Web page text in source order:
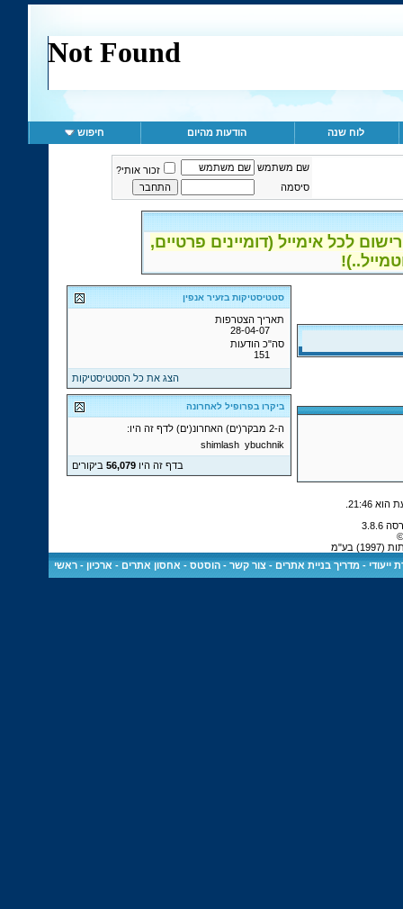
לוח שנה הודעות מהיום חיפוש
שם משתמש
זכור אותי?
סיסמה
לכל אימייל (דומיינים פרטיים,
סטטיסטיקות בזעיר אנפין
תאריך הצטרפות
28-04-07
סה"כ הודעות
151
הצג את כל הסטטיסטיקות
ביקרו בפרופיל לאחרונה
ה-2 מבקר(ים) האחרונ(ים) לדף זה היו:
shimlash ybuchnik
בדף זה היו56,079 ביקורים
21:46
בע"מ
ייעודי -מדריך בניית אתרים -צור קשר -הוסטס - אחסון אתרים - ארכיון -ראשי